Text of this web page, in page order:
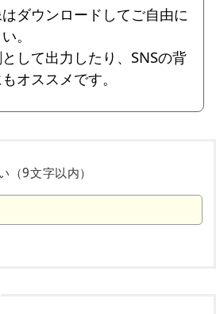
ダウンロードしてご自由に
。
して出力したり、SNSの背
オススメです。
（9文字以内）